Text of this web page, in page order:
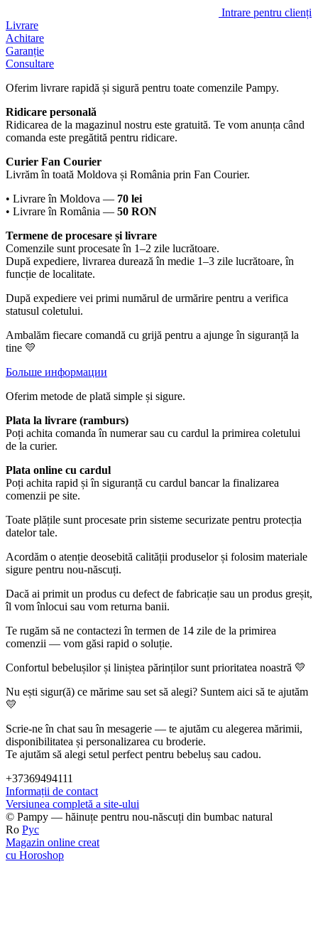
Intrare pentru clienți
Livrare
Achitare
Garanție
Consultare
Oferim livrare rapidă și sigură pentru toate comenzile Pampy.
Ridicare personală
Ridicarea de la magazinul nostru este gratuită. Te vom anunța când
comanda este pregătită pentru ridicare.
Curier Fan Courier
Livrăm în toată Moldova și România prin Fan Courier.
• Livrare în Moldova — 70 lei
• Livrare în România — 50 RON
Termene de procesare și livrare
Comenzile sunt procesate în 1–2 zile lucrătoare.
După expediere, livrarea durează în medie 1–3 zile lucrătoare, în
funcție de localitate.
După expediere vei primi numărul de urmărire pentru a verifica
statusul coletului.
Ambalăm fiecare comandă cu grijă pentru a ajunge în siguranță la
tine 💛
Больше информации
Oferim metode de plată simple și sigure.
Plata la livrare (ramburs)
Poți achita comanda în numerar sau cu cardul la primirea coletului
de la curier.
Plata online cu cardul
Poți achita rapid și în siguranță cu cardul bancar la finalizarea
comenzii pe site.
Toate plățile sunt procesate prin sisteme securizate pentru protecția
datelor tale.
Acordăm o atenție deosebită calității produselor și folosim materiale
sigure pentru nou-născuți.
Dacă ai primit un produs cu defect de fabricație sau un produs greșit,
îl vom înlocui sau vom returna banii.
Te rugăm să ne contactezi în termen de 14 zile de la primirea
comenzii — vom găsi rapid o soluție.
Confortul bebelușilor și liniștea părinților sunt prioritatea noastră 💛
Nu ești sigur(ă) ce mărime sau set să alegi? Suntem aici să te ajutăm
💛
Scrie-ne în chat sau în mesagerie — te ajutăm cu alegerea mărimii,
disponibilitatea și personalizarea cu broderie.
Te ajutăm să alegi setul perfect pentru bebeluș sau cadou.
+37369494111
Informații de contact
Versiunea completă a site-ului
© Pampy — hăinuțe pentru nou-născuți din bumbac natural
Ro Рус
Magazin online creat
cu Horoshop